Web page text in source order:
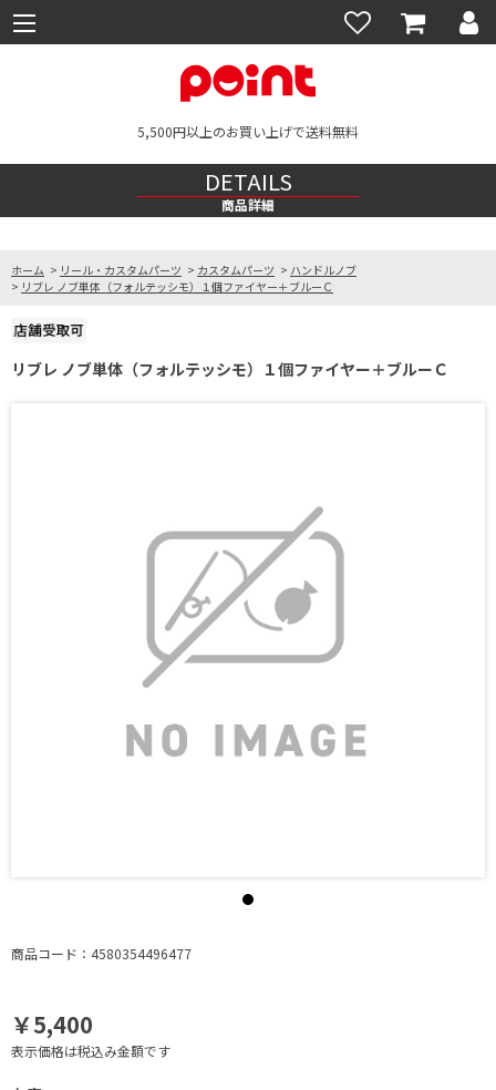
5,500円以上のお買い上げで送料無料
DETAILS
商品詳細
ホーム > リール・カスタムパーツ > カスタムパーツ > ハンドルノブ
> リブレ ノブ単体（フォルテッシモ）１個ファイヤー＋ブルーＣ
リブレ ノブ単体（フォルテッシモ）１個ファイヤー＋ブルーＣ
商品コード：4580354496477
￥5,400
表示価格は税込み金額です